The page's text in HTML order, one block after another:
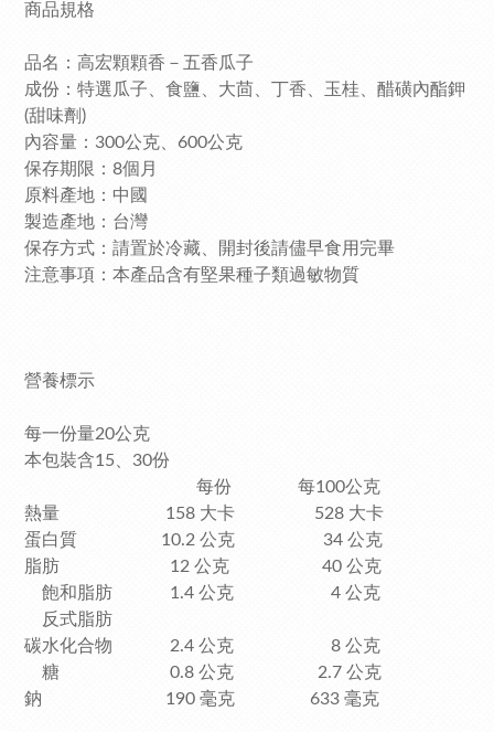
商品規格
品名：高宏顆顆香－五香瓜子
成份：特選瓜子、食鹽、大茴、丁香、玉桂、醋磺內酯鉀
(甜味劑)
內容量：300公克、600公克
保存期限：8個月
原料產地：中國
製造產地：台灣
保存方式：請置於冷藏、開封後請儘早食用完畢
注意事項：本產品含有堅果種子類過敏物質
營養標示
每一份量20公克
本包裝含15、30份
每份 每100公克
熱量 158 大卡 528 大卡
蛋白質 10.2 公克 34 公克
脂肪 12 公克 40 公克
飽和脂肪 1.4 公克 4 公克
反式脂肪
碳水化合物 2.4 公克 8 公克
糖 0.8 公克 2.7 公克
鈉 190 毫克 633 毫克